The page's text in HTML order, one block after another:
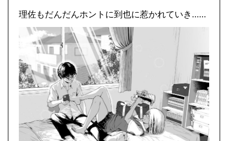
理佐もだんだんホントに到也に惹かれていき……